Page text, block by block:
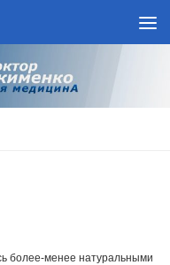
более-менее натуральными